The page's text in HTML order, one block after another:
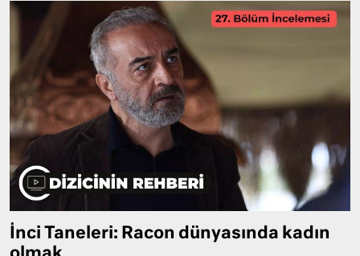
İnci Taneleri: Racon dünyasında kadın